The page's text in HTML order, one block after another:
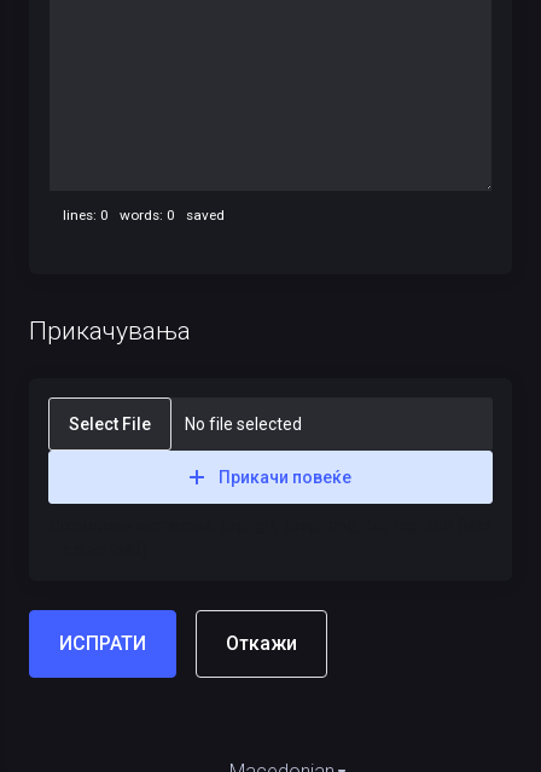
lines: 0 words: 0 saved
Прикачувања
Select File No file selected
Прикачи повеќе
Откажи